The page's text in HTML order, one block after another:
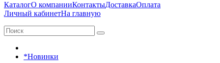
КаталогО компанииКонтактыДоставкаОплата
Личный кабинетНа главную
*Новинки